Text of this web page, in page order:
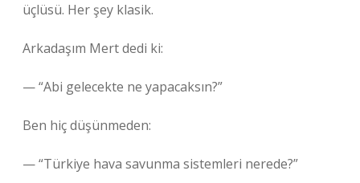
üçlüsü. Her şey klasik.
Arkadaşım Mert dedi ki:
— “Abi gelecekte ne yapacaksın?”
Ben hiç düşünmeden:
— “Türkiye hava savunma sistemleri nerede?”